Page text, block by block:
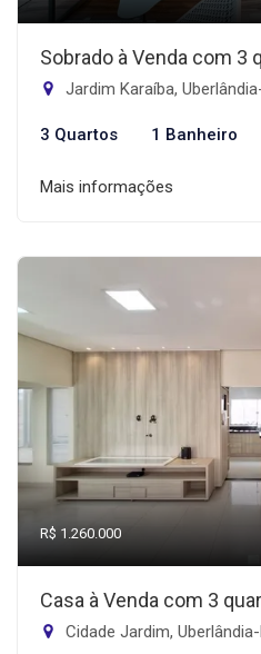
Sobrado à Venda com 3
Jardim Karaíba,
3 Quartos 1 Banheiro
Mais informações
R$ 1.260.000
Casa à Venda com 3
Cidade Jardim,